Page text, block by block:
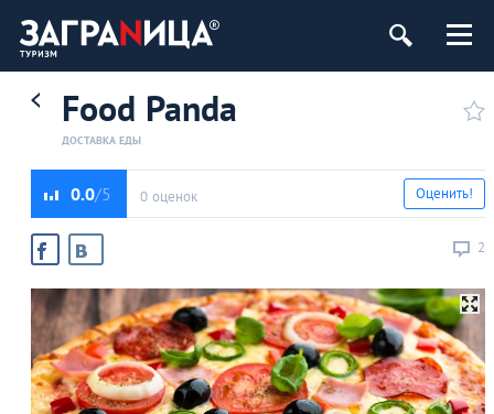
Food Panda
ДОСТАВКА ЕДЫ
0.0 0 оценок
2
Оценить!